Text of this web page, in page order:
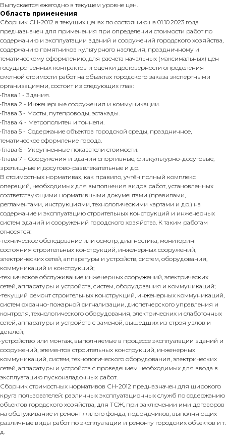
Выпускается ежегодно в текущем уровне цен.
Область применения
Сборник СН-2012 в текущих ценах по состоянию на 01.10.2023 года
предназначен для применения при определении стоимости работ по
содержанию и эксплуатации зданий и сооружений городского хозяйства,
содержанию памятников культурного наследия, праздничному и
тематическому оформлению, для расчета начальных (максимальных) цен
государственных контрактов и оценки достоверности определения
сметной стоимости работ на объектах городского заказа экспертными
организациями, состоит из следующих глав:
•Глава 1 - Здания.
•Глава 2 - Инженерные сооружения и коммуникации.
•Глава 3 - Мосты, путепроводы, эстакады.
•Глава 4 - Метрополитен и тоннели.
•Глава 5 - Содержание объектов городской среды, праздничное,
тематическое оформление города.
•Глава 6 - Укрупненные показатели стоимости.
•Глава 7 - Сооружения и здания спортивные, физкультурно-досуговые,
зрелищные и досугово-развлекательные и др.
В стоимостных нормативах, как правило, учтён полный комплекс
операций, необходимых для выполнения видов работ, установленных
соответствующими нормативными документами (правилами,
регламентами, инструкциями, технологическими картами и др.) на
содержание и эксплуатацию строительных конструкций и инженерных
систем зданий и сооружений городского хозяйства. К таким работам
относятся:
•техническое обследование или осмотр, диагностика, мониторинг
состояния строительных конструкций, инженерных сооружений,
электрических сетей, аппаратуры и устройств, систем, оборудования,
коммуникаций и конструкций;
•техническое обслуживание инженерных сооружений, электрических
сетей, аппаратуры и устройств, систем, оборудования и коммуникаций;
•текущий ремонт строительных конструкций, инженерных коммуникаций,
систем охранно-пожарной сигнализации, диспетчерского управления и
контроля, технологического оборудования, электрических и слаботочных
сетей, аппаратуры и устройств с заменой, вышедших из строя узлов и
деталей;
•устройство или монтаж, выполняемые в процессе эксплуатации зданий и
сооружений, элементов строительных конструкций, инженерных
коммуникаций, систем, технологического оборудования, электрических
сетей, аппаратуры и устройств с проведением необходимых для ввода в
эксплуатацию пусконаладочных работ.
Сборник стоимостных нормативов СН-2012 предназначен для широкого
круга пользователей: различных эксплуатационных служб по содержанию
объектов городского хозяйства, для ТСЖ, при заключении ими договоров
на обслуживание и ремонт жилого фонда, подрядчиков, выполняющих
различные виды работ по эксплуатации и ремонту городских объектов и т.
д.